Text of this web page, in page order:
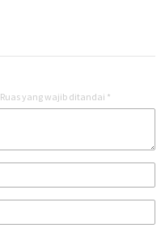
Ruas yang wajib ditandai *